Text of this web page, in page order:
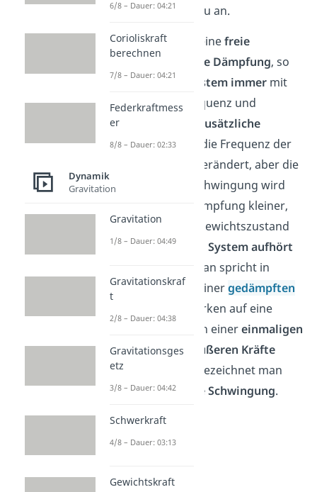
extra Beitrag dazu an.
Betrachtet man einefreie
Schwingung ohne Dämpfung, so
schwingt das System immer mit
der gleichen Frequenz und
Amplitude. Eine
zusätzliche
Dämpfunglässt die Frequenz der
Schwingung unverändert, aber die
Amplitude der Schwingung wird
aufgrund der Dämpfung kleiner,
bis sie im Gleichgewichtszustand
null wird und das System aufhört
. Man spricht in
diesem Fall von einergedämpften
. Wirken auf eine
Schwingung nach einereinmaligen
Störung keine äußeren Kräfte
mehr ein, dann bezeichnet man
dies also als
freie Schwingung.
6/8 – Dauer: 04:21
Corioliskraft
berechnen
7/8 – Dauer: 04:21
Federkraftmess
er
8/8 – Dauer: 02:33
Dynamik
Gravitation
Gravitation
1/8 – Dauer: 04:49
Gravitationskraf
t
2/8 – Dauer: 04:38
Gravitationsges
etz
3/8 – Dauer: 04:42
Schwerkraft
4/8 – Dauer: 03:13
Gewichtskraft